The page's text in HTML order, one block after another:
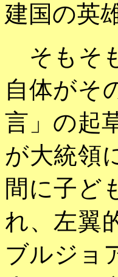
建国の英
そもそ
自体がそ
言」の起
が大統領
間に子ど
れ、左翼
ブルジョ